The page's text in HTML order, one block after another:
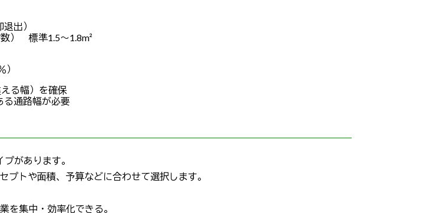
出）
） 標準1.5～1.8m²
る幅）を確保
る通路幅が必要
があります。
トや面積、予算などに合わせて選択します。
を集中・効率化できる。